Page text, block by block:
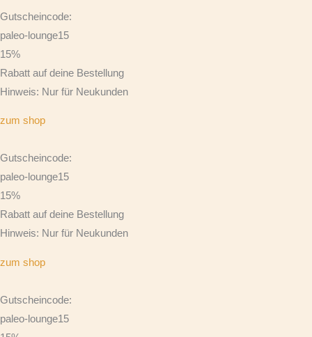
Gutscheincode:
paleo-lounge15
15%
Rabatt auf deine Bestellung
Hinweis: Nur für Neukunden
zum shop
Gutscheincode:
paleo-lounge15
15%
Rabatt auf deine Bestellung
Hinweis: Nur für Neukunden
zum shop
Gutscheincode:
paleo-lounge15